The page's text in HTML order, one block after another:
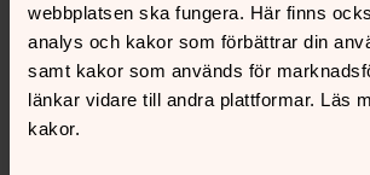
webbplatsen ska fungera. Här finns
analys och kakor som förbättrar din
samt kakor som används för
länkar vidare till andra plattformar. Läs
kakor.
Vi kan alltid älska ändå
Vad gör man som musiker och
pandemi när vi inte får träffas och
Man skriver en låt så klart! Läs mer ››